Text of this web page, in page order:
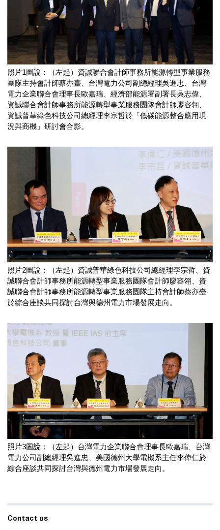
照片1圖說：（左起）資誠聯合會計師事務所能源轉型事業服務
團隊主持會計師蔡亦臺、台灣電力公司副總經理吳進忠、台灣
電力企業聯合會理事長歐嘉瑞、經濟部能源署副署長吳志偉、
資誠聯合會計師事務所能源轉型事業服務團隊會計師廖容翎、
資誠普華綠色科技公司總經理李宗哲於「低碳能源整合應用現
況與商機」研討會合影。
照片2圖說：（左起）資誠普華綠色科技公司總經理李宗哲、資
誠聯合會計師事務所能源轉型事業服務團隊會計師廖容翎、資
誠聯合會計師事務所能源轉型事業服務團隊主持會計師蔡亦臺
於綜合座談共同探討台灣與德州電力市場發展走向。
照片3圖說：（左起）台灣電力企業聯合會理事長歐嘉瑞、台灣
電力公司副總經理吳進忠、美國德州大學電機系主任李偉仁於
綜合座談共同探討台灣與德州電力市場發展走向。
Contact us